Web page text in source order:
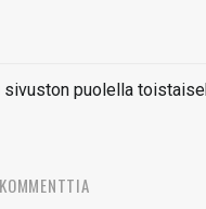
sivuston puolella